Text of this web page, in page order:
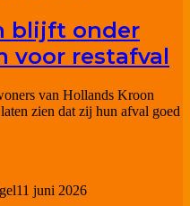
blijft onder
voor restafval
van Hollands Kroon
zien dat zij hun afval goed
11 juni 2026